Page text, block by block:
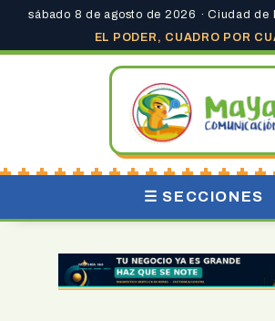
sábado 8 de agosto de 2026 · Ciudad de
EL PODER, CUADRO POR
☰ SECCIONES